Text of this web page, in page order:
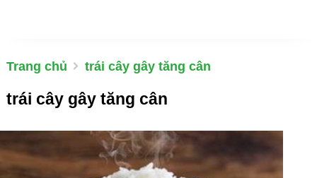
Trang chủ trái cây gây tăng cân
trái cây gây tăng cân